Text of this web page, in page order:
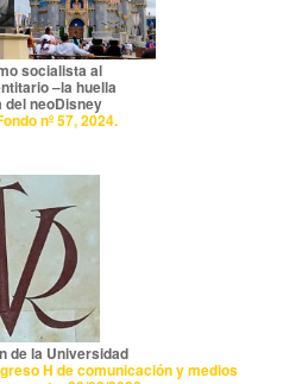
socialista al
–la huella
neoDisney
nº 57, 2024.
de la Universidad
H de comunicación y medios